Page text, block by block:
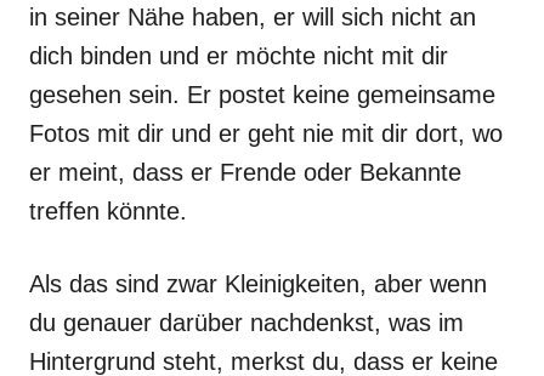
in seiner Nähe haben, er will sich nicht an
dich binden und er möchte nicht mit dir
gesehen sein. Er postet keine gemeinsame
Fotos mit dir und er geht nie mit dir dort, wo
er meint, dass er Frende oder Bekannte
treffen könnte.
Als das sind zwar Kleinigkeiten, aber wenn
du genauer darüber nachdenkst, was im
Hintergrund steht, merkst du, dass er keine